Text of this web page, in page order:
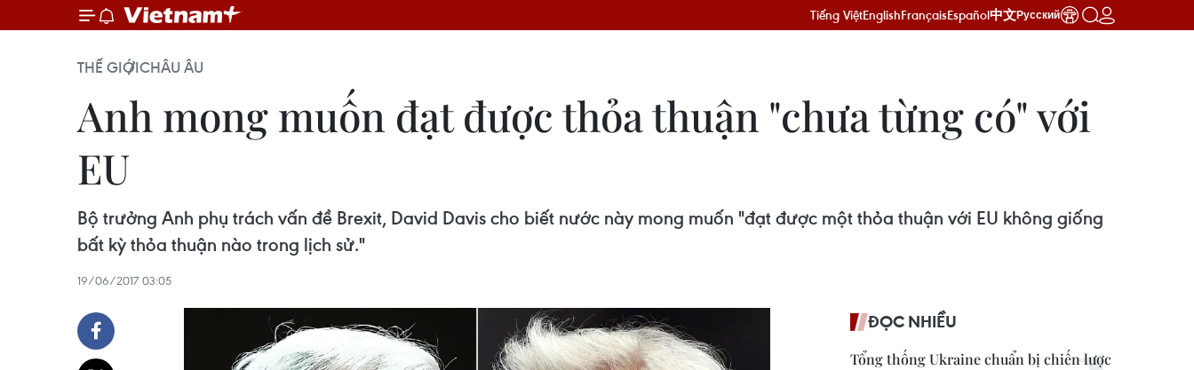
Tiếng ViệtEnglishFrançaisEspañol中文Русский
THẾ GIỚICHÂU ÂU
Anh mong muốn đạt được thỏa thuận "chưa từng có" với
EU
Bộ trưởng Anh phụ trách vấn đề Brexit, David Davis cho biết nước này mong muốn "đạt được một thỏa thuận với EU không giống
bất kỳ thỏa thuận nào trong lịch sử."
19/06/2017 03:05
ĐỌC NHIỀU
Tổng thống Ukraine chuẩn bị chiến lược